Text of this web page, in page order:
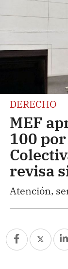
DERECHO
MEF
100
revisa
Atención,